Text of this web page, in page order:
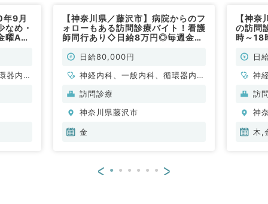
年9月
なめ・
曜AM
器内
【神奈川県／藤沢市】病院からのフ
ォローもある訪問診療バイト！看護
師同行あり◇日給8万円◎毎週金曜
日給80,000円
神経内科、一般内科、循環器内
科、呼吸器内科、消化器内科、内
内科、血液内科、膠原病科
訪問診療
神奈川県藤沢市
金
【神
の訪問
時～18
日
神
科
訪
神
木,
< >